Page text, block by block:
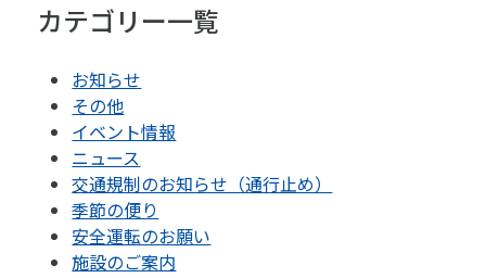
カテゴリー一覧
お知らせ
その他
イベント情報
ニュース
交通規制のお知らせ（通行止め）
季節の便り
安全運転のお願い
施設のご案内